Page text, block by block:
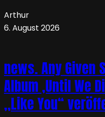
Arthur
6. August 2026
news. Any Given
Album ‚Until We
„Like You“